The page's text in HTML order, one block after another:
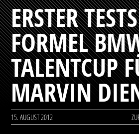
ERSTER
FORMEL
TALENTCUP
MARVIN
15. AUGUST 2012